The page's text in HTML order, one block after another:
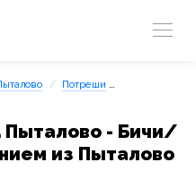
Потреши
Пыталово - Бичи/
из Пыталово